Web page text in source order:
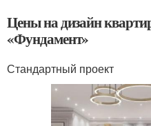
Цены на дизайн
«Фундамент»
Стандартный проект